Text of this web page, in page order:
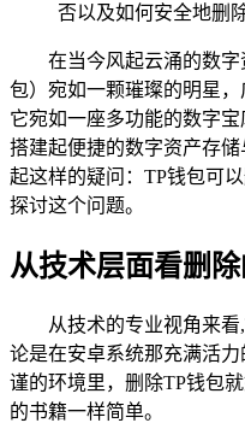
否以及如何安全地删
在当今风起云涌的数字
包）宛如一颗璀璨的明星，
它宛如一座多功能的数字
搭建起便捷的数字资产存
起这样的疑问：TP钱包可
探讨这个问题。
从技术层面看删
从技术的专业视角来
论是在安卓系统那充满活
谨的环境里，删除TP钱包
的书籍一样简单。